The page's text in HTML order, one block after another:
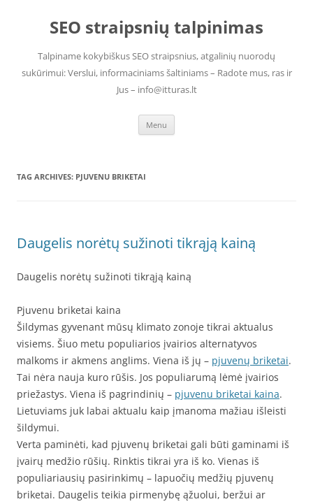
contentSEO straipsnių talpinimas
Talpiname kokybiškus SEO straipsnius, atgalinių nuorodų
sukūrimui: Verslui, informaciniams šaltiniams – Radote mus, ras ir
Jus – info@itturas.lt
Menu
TAG ARCHIVES: PJUVENU BRIKETAI
Daugelis norėtų sužinoti tikrąją kainą
Daugelis norėtų sužinoti tikrąją kainą
Pjuvenu briketai kaina
Šildymas gyvenant mūsų klimato zonoje tikrai aktualus
visiems. Šiuo metu populiarios įvairios alternatyvos
malkoms ir akmens anglims. Viena iš jų – pjuvenų briketai.
Tai nėra nauja kuro rūšis. Jos populiarumą lėmė įvairios
priežastys. Viena iš pagrindinių – pjuvenu briketai kaina.
Lietuviams juk labai aktualu kaip įmanoma mažiau išleisti
šildymui.
Verta paminėti, kad pjuvenų briketai gali būti gaminami iš
įvairų medžio rūšių. Rinktis tikrai yra iš ko. Vienas iš
populiariausių pasirinkimų – lapuočių medžių pjuvenų
briketai. Daugelis teikia pirmenybę ąžuolui, beržui ar